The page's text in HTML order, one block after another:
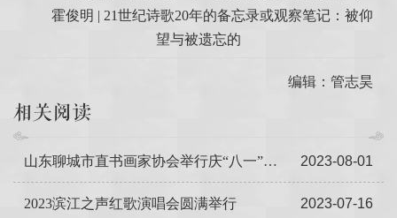
霍俊明 | 21世纪诗歌20年的备忘录或观察笔记：被仰
望与被遗忘的
编辑：管志昊
相关阅读
2023-08-01
山东聊城市直书画家协会举行庆“八一”座谈会取得圆满成效
2023-07-16
2023滨江之声红歌演唱会圆满举行